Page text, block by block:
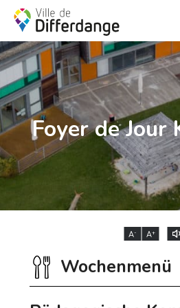
Foyer de Jour
A- A+
Wochenmenü